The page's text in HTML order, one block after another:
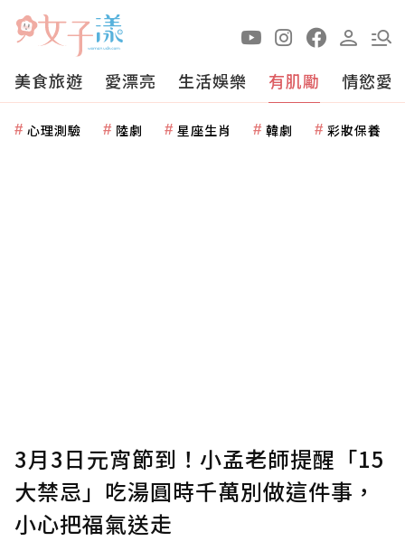
美食旅遊 愛漂亮 生活娛樂 有肌勵 情慾愛
心理測驗 陸劇 星座生肖 韓劇 彩妝保養
3月3日元宵節到！小孟老師提醒「15
大禁忌」吃湯圓時千萬別做這件事，
小心把福氣送走